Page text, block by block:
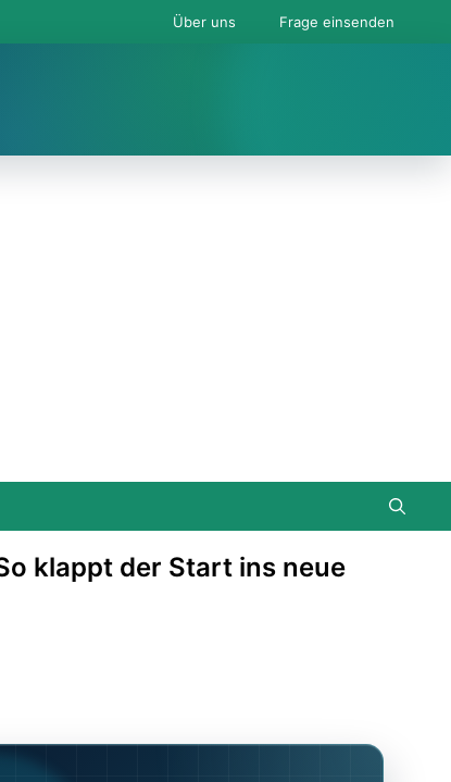
Über uns Frage einsenden
klappt der Start ins neue